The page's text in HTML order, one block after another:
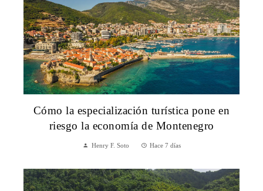
Cómo la especialización turística pone en
riesgo la economía de Montenegro
Henry F. Soto Hace 7 días